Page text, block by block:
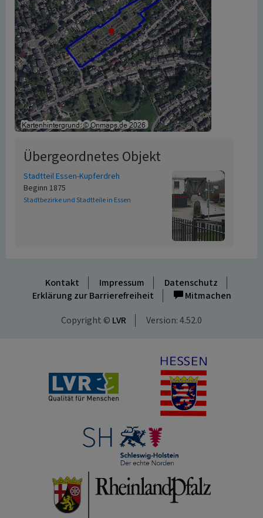
Übergeordnetes Objekt
Stadtteil Essen-Kupferdreh
Beginn 1875
Stadtbezirke und Stadtteile in Essen
Kontakt Impressum
Datenschutz
Erklärung zur Barrierefreiheit
Mitmachen
Copyright © LVR Version: 4.52.0